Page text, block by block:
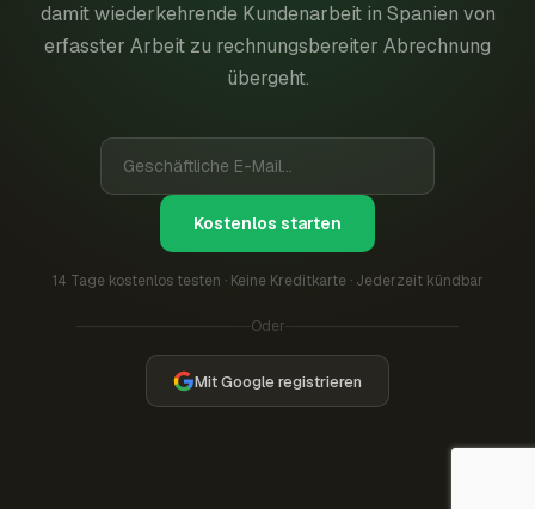
damit wiederkehrende Kundenarbeit in Spanien von
erfasster Arbeit zu rechnungsbereiter Abrechnung
übergeht.
Kostenlos starten
14 Tage kostenlos testen · Keine Kreditkarte · Jederzeit kündbar
Oder
Mit Google registrieren